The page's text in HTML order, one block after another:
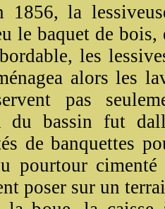
la
le baquet de
les
alors les
pas
du bassin fut
de banquettes
pourtour cimenté
poser sur un